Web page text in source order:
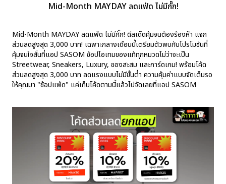
Mid-Month MAYDAY ลดแฟ่ด ไม่มีกั๊ก!
Mid-Month MAYDAY ลดแฟ่ด ไม่มีกั๊ก! ดีลเด็ดคุ้มจนต้องร้องห๊า แจก
ส่วนลดสูงสุด 3,000 บาท! เฉพาะกลางเดือนนี้เตรียมตัวพบกับโปรโมชันที่
คุ้มจนใจสั่นที่แอป SASOM ช้อปไอเทมของแท้ทุกหมวดไม่ว่าจะเป็น
Streetwear, Sneakers, Luxury, ของสะสม และการ์ดเกม! พร้อมโค้ด
ส่วนลดสูงสุด 3,000 บาท ลดแรงแบบไม่มีขั้นต่ำ ความคุ้มค่าแบบจัดเต็มรอ
ให้คุณมา "ช้อปแฟ่ด" แค่เก็บโค้ดตามนี้แล้วไปจัดเลยที่แอป SASOM